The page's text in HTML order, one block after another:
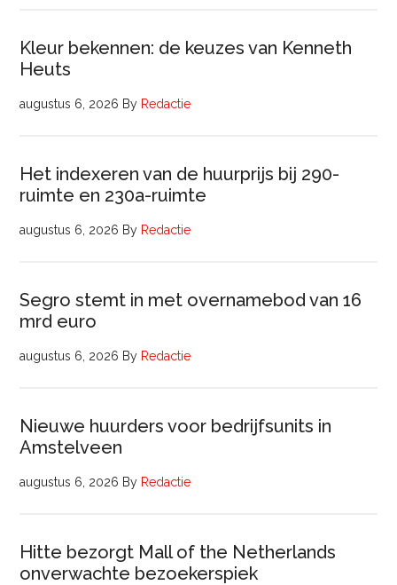
Kleur bekennen: de keuzes van Kenneth
Heuts
augustus 6, 2026 By Redactie
Het indexeren van de huurprijs bij 290-
ruimte en 230a-ruimte
augustus 6, 2026 By Redactie
Segro stemt in met overnamebod van 16
mrd euro
augustus 6, 2026 By Redactie
Nieuwe huurders voor bedrijfsunits in
Amstelveen
augustus 6, 2026 By Redactie
Hitte bezorgt Mall of the Netherlands
onverwachte bezoekerspiek